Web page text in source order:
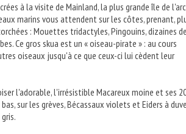
à la visite de Mainland, la plus grande île de
marins vous attendent sur les côtes, prenant,
: Mouettes tridactyles, Pingouins, dizaines de
Ce gros skua est un « oiseau-pirate » : au cours
oiseaux jusqu'à ce que ceux-ci lui cèdent leur
l'adorable, l'irrésistible Macareux moine et ses
sur les grèves, Bécassaux violets et Eiders à